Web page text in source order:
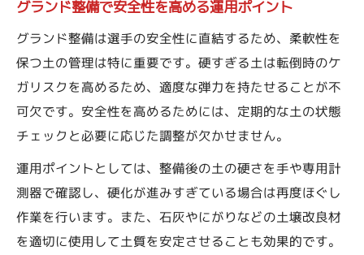
グランド整備で安全性を高める運用ポイント
グランド整備は選手の安全性に直結するため、柔軟性を
保つ土の管理は特に重要です。硬すぎる土は転倒時のケ
ガリスクを高めるため、適度な弾力を持たせることが不
可欠です。安全性を高めるためには、定期的な土の状態
チェックと必要に応じた調整が欠かせません。
運用ポイントとしては、整備後の土の硬さを手や専用計
測器で確認し、硬化が進みすぎている場合は再度ほぐし
作業を行います。また、石灰やにがりなどの土壌改良材
を適切に使用して土質を安定させることも効果的です。